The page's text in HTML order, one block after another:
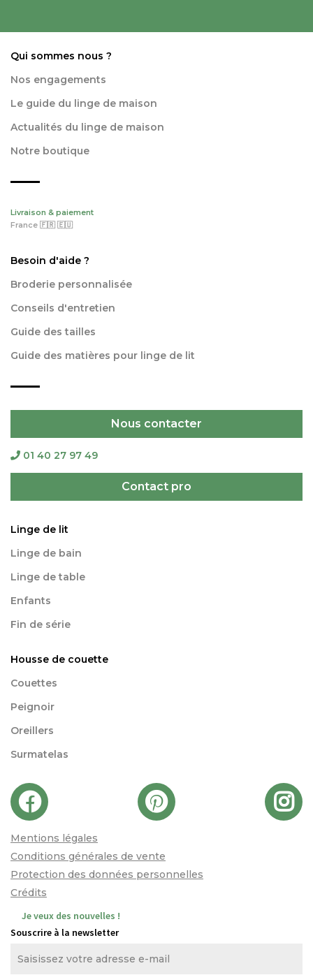
Qui sommes nous ?
Nos engagements
Le guide du linge de maison
Actualités du linge de maison
Notre boutique
Livraison & paiement
France 🇫🇷 🇪🇺
Besoin d'aide ?
Broderie personnalisée
Conseils d'entretien
Guide des tailles
Guide des matières pour linge de lit
Nous contacter
01 40 27 97 49
Contact pro
Linge de lit
Linge de bain
Linge de table
Enfants
Fin de série
Housse de couette
Couettes
Peignoir
Oreillers
Surmatelas
Mentions légales
Conditions générales de vente
Protection des données personnelles
Crédits
Je veux des nouvelles !
Souscrire à la newsletter